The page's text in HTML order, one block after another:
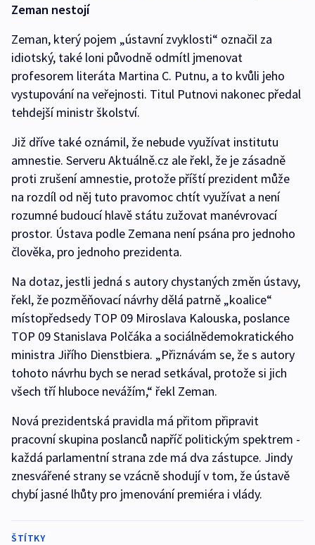
Zeman nestojí
Zeman, který pojem „ústavní zvyklosti“ označil za
idiotský, také loni původně odmítl jmenovat
profesorem literáta Martina C. Putnu, a to kvůli jeho
vystupování na veřejnosti. Titul Putnovi nakonec předal
tehdejší ministr školství.
Již dříve také oznámil, že nebude využívat institutu
amnestie. Serveru Aktuálně.cz ale řekl, že je zásadně
proti zrušení amnestie, protože příští prezident může
na rozdíl od něj tuto pravomoc chtít využívat a není
rozumné budoucí hlavě státu zužovat manévrovací
prostor. Ústava podle Zemana není psána pro jednoho
člověka, pro jednoho prezidenta.
Na dotaz, jestli jedná s autory chystaných změn ústavy,
řekl, že pozměňovací návrhy dělá patrně „koalice“
místopředsedy TOP 09 Miroslava Kalouska, poslance
TOP 09 Stanislava Polčáka a sociálnědemokratického
ministra Jiřího Dienstbiera. „Přiznávám se, že s autory
tohoto návrhu bych se nerad setkával, protože si jich
všech tří hluboce nevážím,“ řekl Zeman.
Nová prezidentská pravidla má přitom připravit
pracovní skupina poslanců napříč politickým spektrem -
každá parlamentní strana zde má dva zástupce. Jindy
znesvářené strany se vzácně shodují v tom, že ústavě
chybí jasné lhůty pro jmenování premiéra i vlády.
ŠTÍTKY